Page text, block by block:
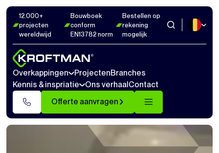
12.000+
projecten
wereldwijd
Bouwboek
conform
EN13782 norm
Bestellen op
rekening
mogelijk
Overkappingen ProjectenBranches
Kennis & inspriatie
Ons verhaalContact
Offerte aanvragen